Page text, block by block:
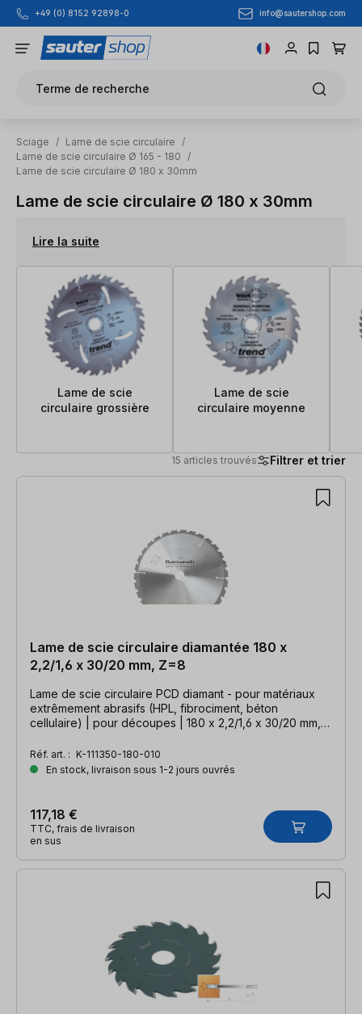
Passer au contenu principal
+49 (0) 8152 92898-0 info@sautershop.com
Terme de recherche
Sciage / Lame de scie circulaire
/
Lame de scie circulaire Ø 165 - 180
/
Lame de scie circulaire Ø 180 x 30mm
Lame de scie circulaire Ø 180 x 30mm
Lire la suite
Lame de scie
circulaire grossière
Lame de scie
circulaire moyenne
15 articles trouvés Filtrer et trier
15 articles trouvés
Lame de scie circulaire diamantée 180 x
2,2/1,6 x 30/20 mm, Z=8
Lame de scie circulaire PCD diamant - pour matériaux
extrêmement abrasifs (HPL, fibrociment, béton
cellulaire) | pour découpes | 180 x 2,2/1,6 x 30/20 mm,
Réf. art. : K-111350-180-010
En stock, livraison sous 1-2 jours ouvrés
117,18 €
TTC, frais de livraison
en sus